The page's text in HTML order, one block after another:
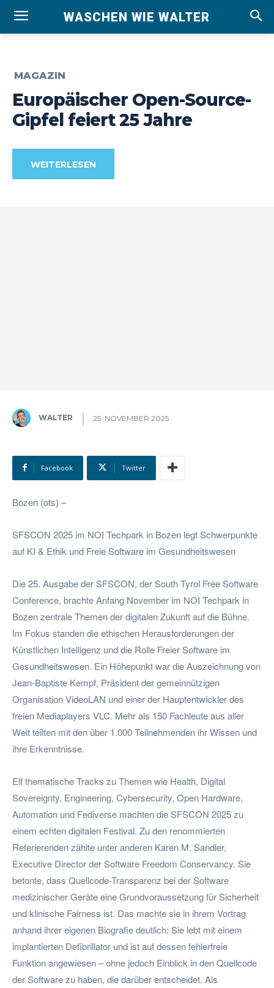
WASCHEN WIE WALTER
MAGAZIN
Europäischer Open-Source-
Gipfel feiert 25 Jahre
WEITERLESEN
WALTER 25. NOVEMBER 2025
Facebook Twitter
Bozen (ots) –
SFSCON 2025 im NOI Techpark in Bozen legt Schwerpunkte
auf KI & Ethik und Freie Software im Gesundheitswesen
Die 25. Ausgabe der SFSCON, der South Tyrol Free Software
Conference, brachte Anfang November im NOI Techpark in
Bozen zentrale Themen der digitalen Zukunft auf die Bühne.
Im Fokus standen die ethischen Herausforderungen der
Künstlichen Intelligenz und die Rolle Freier Software im
Gesundheitswesen. Ein Höhepunkt war die Auszeichnung von
Jean-Baptiste Kempf, Präsident der gemeinnützigen
Organisation VideoLAN und einer der Hauptentwickler des
freien Mediaplayers VLC. Mehr als 150 Fachleute aus aller
Welt teilten mit den über 1.000 Teilnehmenden ihr Wissen und
ihre Erkenntnisse.
Elf thematische Tracks zu Themen wie Health, Digital
Sovereignty, Engineering, Cybersecurity, Open Hardware,
Automation und Fediverse machten die SFSCON 2025 zu
einem echten digitalen Festival. Zu den renommierten
Referierenden zählte unter anderen Karen M. Sandler,
Executive Director der Software Freedom Conservancy. Sie
betonte, dass Quellcode-Transparenz bei der Software
medizinischer Geräte eine Grundvoraussetzung für Sicherheit
und klinische Fairness ist. Das machte sie in ihrem Vortrag
anhand ihrer eigenen Biografie deutlich: Sie lebt mit einem
implantierten Defibrillator und ist auf dessen fehlerfreie
Funktion angewiesen – ohne jedoch Einblick in den Quellcode
der Software zu haben, die darüber entscheidet. Als